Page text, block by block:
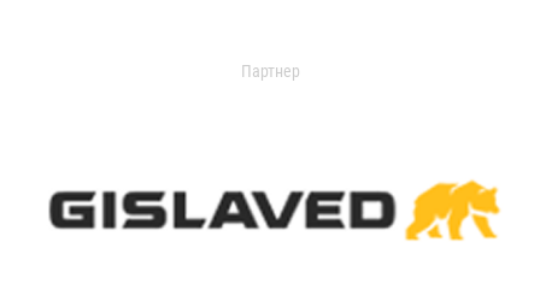
Партнер